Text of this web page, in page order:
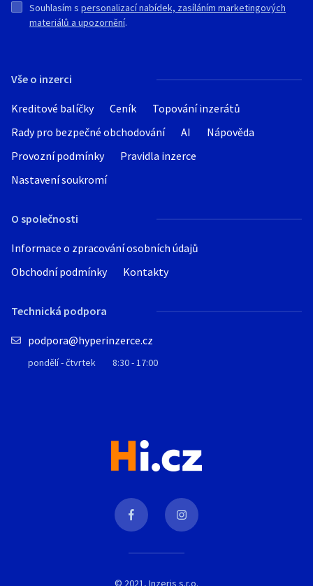
Vše o inzerci
Kreditové balíčky Ceník
Topování inzerátů
Rady pro bezpečné obchodování
AI
Nápověda
Provozní podmínky
Pravidla inzerce
Nastavení soukromí
O společnosti
Informace o zpracování osobních údajů
Obchodní podmínky
Kontakty
Technická podpora
podpora@hyperinzerce.cz
pondělí - čtvrtek 8:30 - 17:00
Souhlasím s personalizací nabídek, zasíláním marketingových
materiálů a upozornění.
© 2021, Inzeris s.r.o.